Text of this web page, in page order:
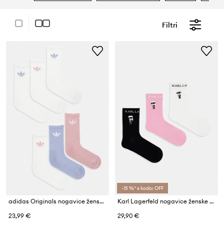
Filtri
adidas Originals nogavice ženske paket 6 kosov
23,99 €
-15 %* s kodo: OFF
Karl Lagerfeld nogavice ženske z bombažem K/IKON paket 3 kosov
29,90 €